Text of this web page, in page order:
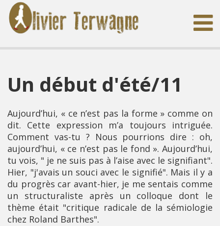
Un début d'été/11
Aujourd’hui, « ce n’est pas la forme » comme on
dit. Cette expression m’a toujours intriguée.
Comment vas-tu ? Nous pourrions dire : oh,
aujourd’hui, « ce n’est pas le fond ». Aujourd’hui,
tu vois, " je ne suis pas à l’aise avec le signifiant".
Hier, "j'avais un souci avec le signifié". Mais il y a
du progrès car avant-hier, je me sentais comme
un structuraliste après un colloque dont le
thème était "critique radicale de la sémiologie
chez Roland Barthes".